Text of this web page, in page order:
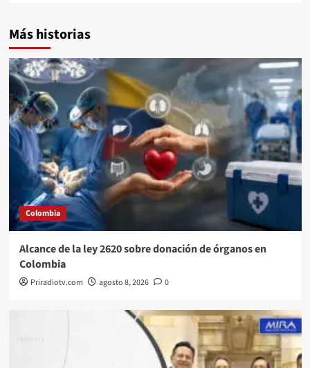
Más historias
Colombia
Alcance de la ley 2620 sobre donación de órganos en
Colombia
Priradiotv.com agosto 8, 2026 0